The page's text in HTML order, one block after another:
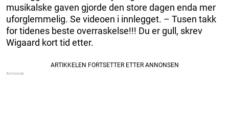
musikalske gaven gjorde den store dagen enda mer
uforglemmelig. Se videoen i innlegget. – Tusen takk
for tidenes beste overraskelse!!! Du er gull, skrev
Wigaard kort tid etter.